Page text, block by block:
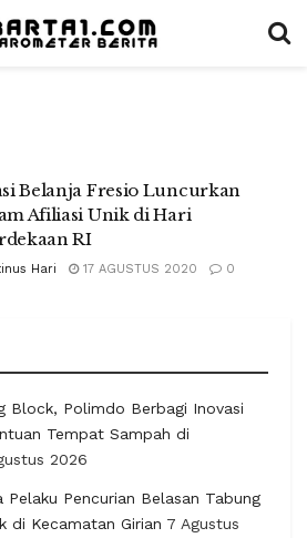
Belanja Fresio Luncurkan
Afiliasi Unik di Hari
RI
Hari 17 AGUSTUS 2020 0
Block, Polimdo Berbagi Inovasi
Tempat Sampah di
2026
Pelaku Pencurian Belasan Tabung
di Kecamatan Girian 7 Agustus